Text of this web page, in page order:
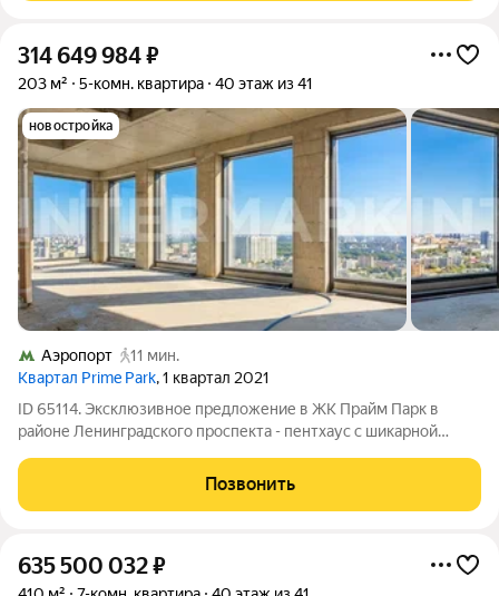
314 649 984₽
203 м² 5-комн. квартира 40 этаж из 41
новостройка
Аэропорт
11 мин.
Квартал Prime Park, 1 квартал 2021
ID 65114. Эксклюзивное предложение в ЖК Прайм Парк в
районе Ленинградского проспекта - пентхаус с шикарной
Петровский Парк, Москва-Сити, Ходынское поле,
Останкинскую телебашню. Авторские
Позвонить
635 500 032₽